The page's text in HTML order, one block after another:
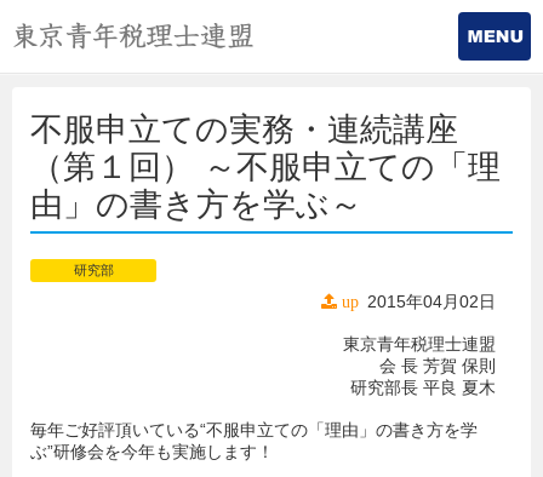
不服申立ての実務・連続講座
（第１回） ～不服申立ての「理
由」の書き方を学ぶ～
研究部
up 2015年04月02日
東京青年税理士連盟
会 長 芳賀 保則
研究部長 平良 夏木
毎年ご好評頂いている“不服申立ての「理由」の書き方を学
ぶ”研修会を今年も実施します！